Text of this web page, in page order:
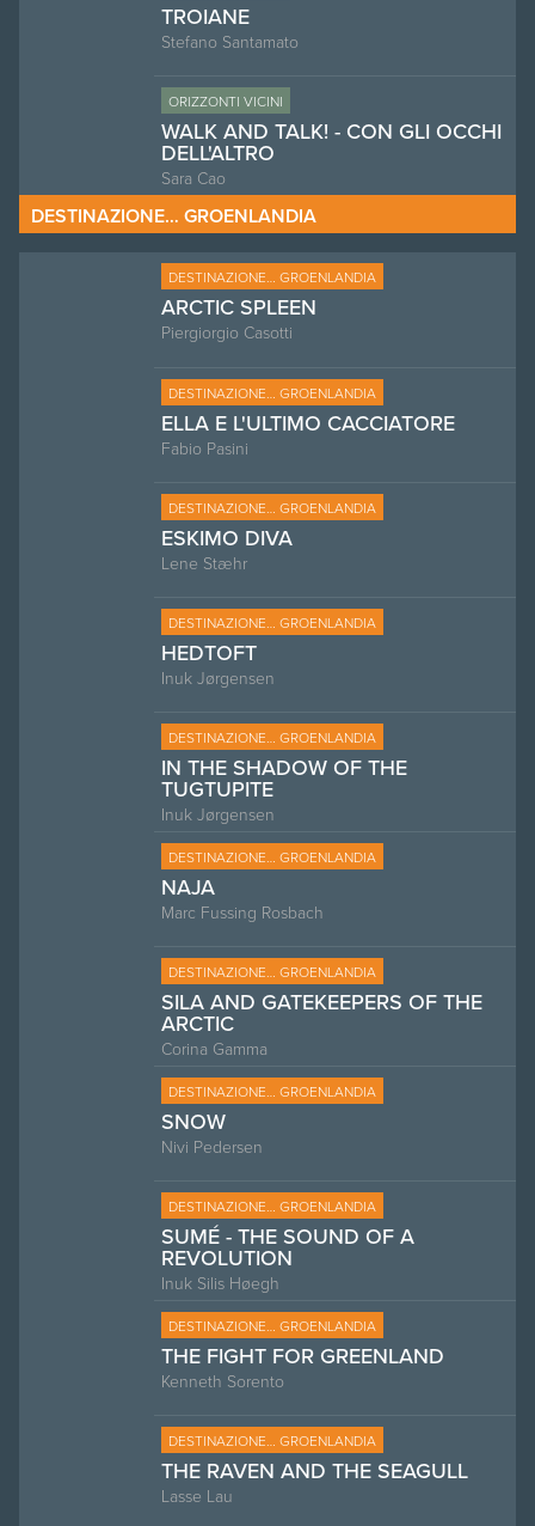
TROIANE
Stefano Santamato
ORIZZONTI VICINI
WALK AND TALK! - CON GLI OCCHI
DELL'ALTRO
Sara Cao
DESTINAZIONE… GROENLANDIA
DESTINAZIONE… GROENLANDIA
ARCTIC SPLEEN
Piergiorgio Casotti
DESTINAZIONE… GROENLANDIA
ELLA E L'ULTIMO CACCIATORE
Fabio Pasini
DESTINAZIONE… GROENLANDIA
ESKIMO DIVA
Lene Stæhr
DESTINAZIONE… GROENLANDIA
HEDTOFT
Inuk Jørgensen
DESTINAZIONE… GROENLANDIA
IN THE SHADOW OF THE
TUGTUPITE
Inuk Jørgensen
DESTINAZIONE… GROENLANDIA
NAJA
Marc Fussing Rosbach
DESTINAZIONE… GROENLANDIA
SILA AND GATEKEEPERS OF THE
ARCTIC
Corina Gamma
DESTINAZIONE… GROENLANDIA
SNOW
Nivi Pedersen
DESTINAZIONE… GROENLANDIA
SUMÉ - THE SOUND OF A
REVOLUTION
Inuk Silis Høegh
DESTINAZIONE… GROENLANDIA
THE FIGHT FOR GREENLAND
Kenneth Sorento
DESTINAZIONE… GROENLANDIA
THE RAVEN AND THE SEAGULL
Lasse Lau